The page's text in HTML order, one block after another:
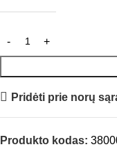
Pridėti prie norų
Produkto kodas: